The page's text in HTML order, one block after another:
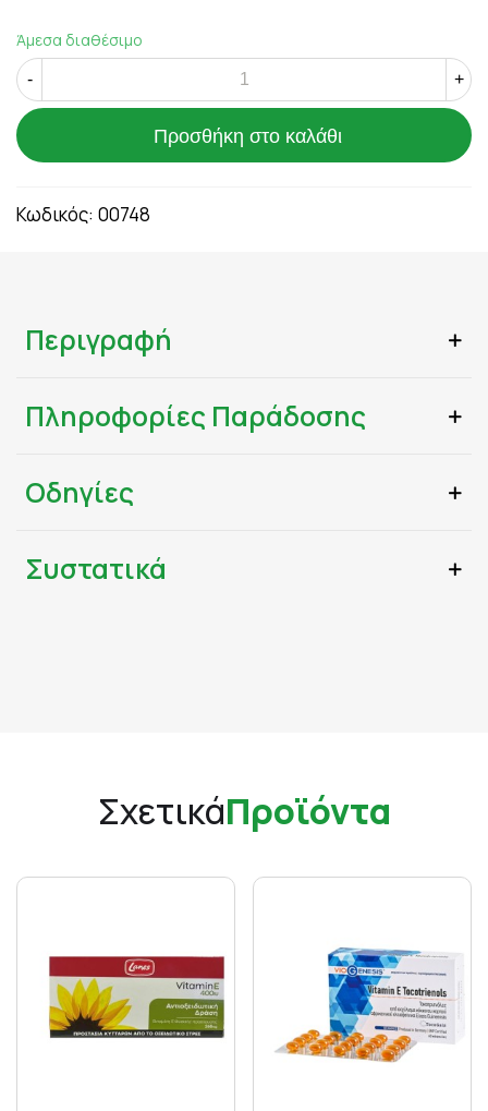
Άμεσα διαθέσιμο
- +
Προσθήκη στο καλάθι
Κωδικός: 00748
Περιγραφή
Πληροφορίες Παράδοσης
Οδηγίες
Συστατικά
ΣχετικάΠροϊόντα